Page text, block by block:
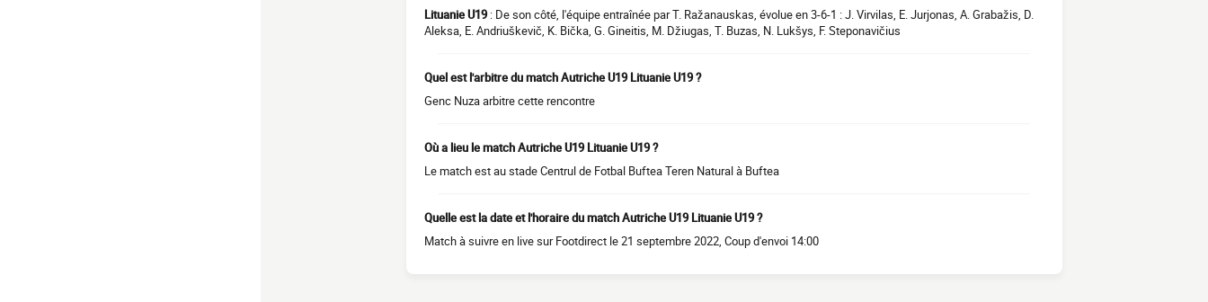
Lituanie U19: De son côté, l'équipe entraînée par T. Ražanauskas, évolue en 3-6-1 : J. Virvilas, E. Jurjonas, A. Grabažis, D.
Aleksa, E. Andriuškevič, K. Bička, G. Gineitis, M. Džiugas, T. Buzas, N. Lukšys, F. Steponavičius
Quel est l'arbitre du match Autriche U19 Lituanie U19 ?
Genc Nuza arbitre cette rencontre
Où a lieu le match Autriche U19 Lituanie U19 ?
Le match est au stade Centrul de Fotbal Buftea Teren Natural à Buftea
Quelle est la date et l'horaire du match Autriche U19 Lituanie U19 ?
Match à suivre en live sur Footdirect le 21 septembre 2022, Coup d'envoi 14:00